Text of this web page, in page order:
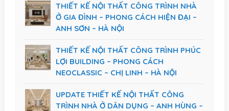
THIẾT KẾ NỘI THẤT CÔNG TRÌNH NHÀ
Ở GIA ĐÌNH – PHONG CÁCH HIỆN ĐẠI –
ANH SƠN – HÀ NỘI
THIẾT KẾ NỘI THẤT CÔNG TRÌNH PHÚC
LỢI BUILDING – PHONG CÁCH
NEOCLASSIC – CHỊ LINH – HÀ NỘI
UPDATE THIẾT KẾ NỘI THẤT CÔNG
TRÌNH NHÀ Ở DÂN DỤNG – ANH HÙNG –